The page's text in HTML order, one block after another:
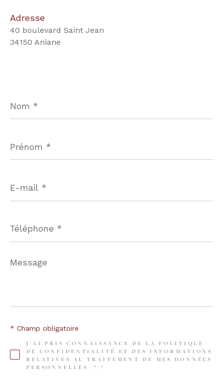
Adresse
40 boulevard Saint Jean
34150 Aniane
*
*
mail
*
*
Message
*
J'AI PRIS CONNAISSANCE DE LA POLITIQUE
DE CONFIDENTIALITÉ ET DES INFORMATIONS
RELATIVES AU TRAITEMENT DE MES DONNÉES
PERSONNELLES (*)*
* Champ obligatoire